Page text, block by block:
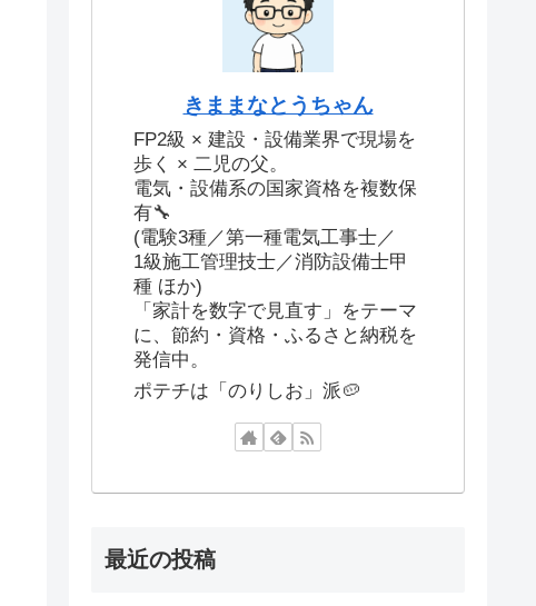
きままなとうちゃん
FP2級 × 建設・設備業界で現場を
歩く × 二児の父。
電気・設備系の国家資格を複数保
有🔧
(電験3種／第一種電気工事士／
1級施工管理技士／消防設備士甲
種 ほか)
「家計を数字で見直す」をテーマ
に、節約・資格・ふるさと納税を
発信中。
ポテチは「のりしお」派🥔
最近の投稿